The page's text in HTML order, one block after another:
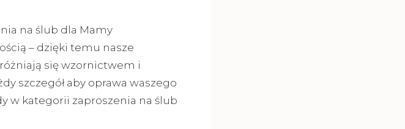
na ślub dla Mamy
– dzięki temu nasze
się wzornictwem i
szczegół aby oprawa waszego
w kategorii zaproszenia na ślub